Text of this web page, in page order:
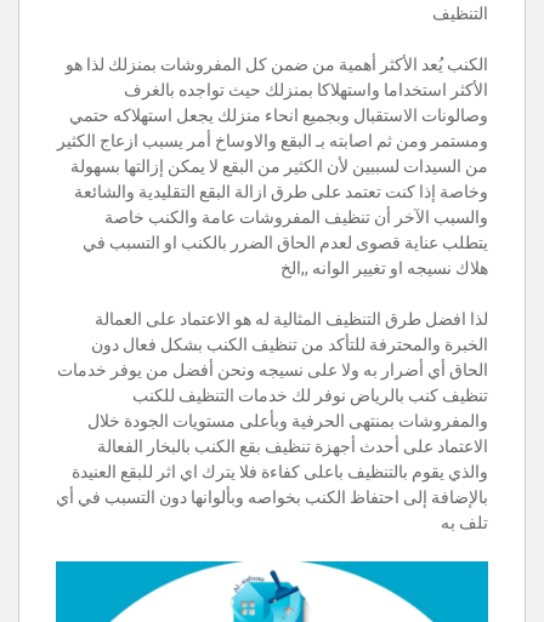
التنظيف
الكنب يُعد الأكثر أهمية من ضمن كل المفروشات بمنزلك لذا هو
الأكثر استخداما واستهلاكا بمنزلك حيث تواجده بالغرف
وصالونات الاستقبال وبجميع انحاء منزلك يجعل استهلاكه حتمي
ومستمر ومن ثم اصابته بـ البقع والاوساخ أمر يسبب ازعاج الكثير
من السيدات لسببين لأن الكثير من البقع لا يمكن إزالتها بسهولة
وخاصة إذا كنت تعتمد على طرق ازالة البقع التقليدية والشائعة
والسبب الآخر أن تنظيف المفروشات عامة والكنب خاصة
يتطلب عناية قصوى لعدم الحاق الضرر بالكنب او التسبب في
هلاك نسيجه او تغيير الوانه ,,الخ
لذا افضل طرق التنظيف المثالية له هو الاعتماد على العمالة
الخبرة والمحترفة للتأكد من تنظيف الكنب بشكل فعال دون
الحاق أي أضرار به ولا على نسيجه ونحن أفضل من يوفر خدمات
تنظيف كنب بالرياض نوفر لك خدمات التنظيف للكنب
والمفروشات بمنتهى الحرفية وبأعلى مستويات الجودة خلال
الاعتماد على أحدث أجهزة تنظيف بقع الكنب بالبخار الفعالة
والذي يقوم بالتنظيف باعلى كفاءة فلا يترك اي اثر للبقع العنيدة
بالإضافة إلى احتفاظ الكنب بخواصه وبألوانها دون التسبب في أي
تلف به